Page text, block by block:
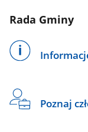
Rada Gminy
Poznaj